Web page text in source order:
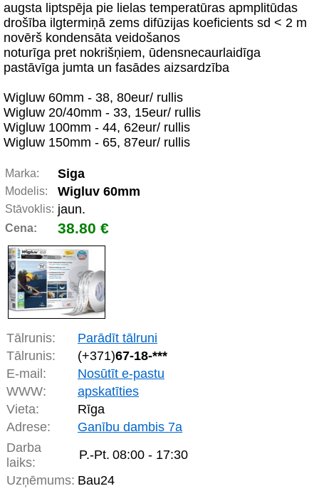
augsta liptspēja pie lielas temperatūras apmplitūdas
drošība ilgtermiņā zems difūzijas koeficients sd < 2 m
novērš kondensāta veidošanos
noturīga pret nokrišņiem, ūdensnecaurlaidīga
pastāvīga jumta un fasādes aizsardzība
Wigluw 60mm - 38, 80eur/ rullis
Wigluw 20/40mm - 33, 15eur/ rullis
Wigluw 100mm - 44, 62eur/ rullis
Wigluw 150mm - 65, 87eur/ rullis
Marka: Siga
Modelis: Wigluv 60mm
Stāvoklis: jaun.
Cena: 38.80 €
Tālrunis:
Parādīt tālruni
Tālrunis:
(+371)67-18-***
E-mail:
Nosūtīt e-pastu
WWW:
apskatīties
Vieta:
Rīga
Adrese:
Ganību dambis 7a
Darba
laiks:
P.-Pt. 08:00 - 17:30
Uzņēmums: Bau24